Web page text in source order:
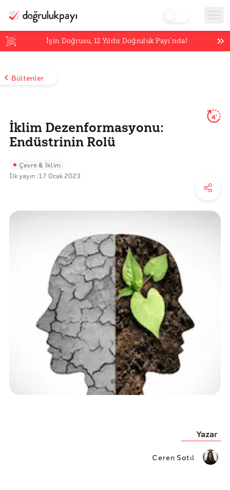
İşin Doğrusu,12 Yıldır Doğruluk Payı’nda!
Bültenler
İklim Dezenformasyonu:
Endüstrinin Rolü
4'
Çevre & İklim
İlk yayın :17 Ocak 2023
Yazar
Ceren Satıl